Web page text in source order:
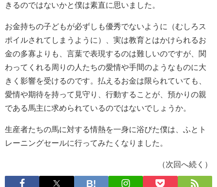
きるのではないかと僕は素直に思いました。
お金持ちの子どもが必ずしも優秀でないように（むしろス
ポイルされてしまうように）、実は教育とはかけられるお
金の多寡よりも、言葉で表現するのは難しいのですが、関
わってくれる周りの人たちの愛情や手間のようなものに大
きく影響を受けるのです。払えるお金は限られていても、
愛情や期待を持って見守り、行動することが、預かりの親
である馬主に求められているのではないでしょうか。
生産者たちの馬に対する情熱を一身に浴びた僕は、ふとト
レーニングセールに行ってみたくなりました。
（次回へ続く）